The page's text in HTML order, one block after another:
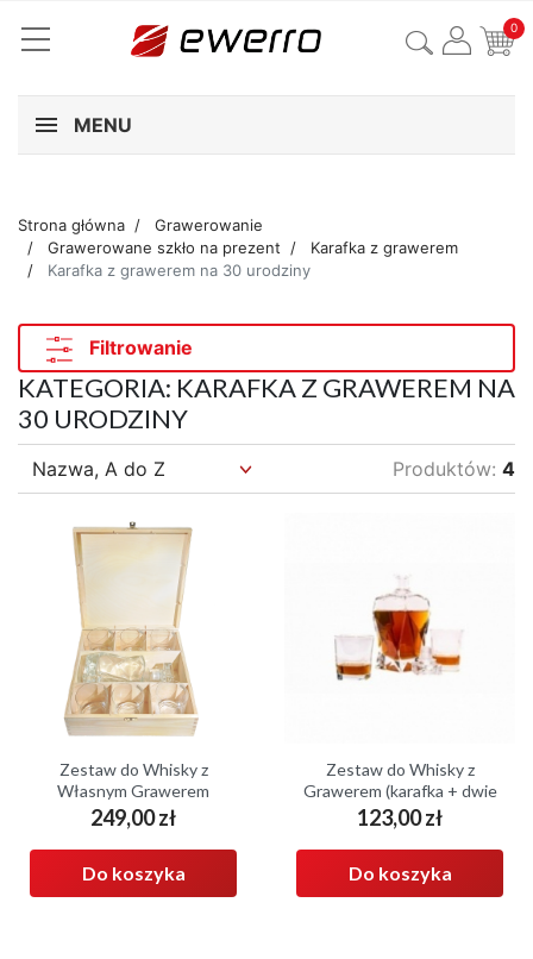
0
MENU
Strona główna
Grawerowanie
Grawerowane szkło na prezent
Karafka z grawerem
Karafka z grawerem na 30 urodziny
Filtrowanie
KATEGORIA: KARAFKA Z GRAWEREM NA
30 URODZINY
Produktów: 4
Zestaw do Whisky z
Własnym Grawerem
(karafka + 6 szklanek +
pudełko)
Cena
249,00 zł
Do koszyka
Zestaw do Whisky z
Grawerem (karafka + dwie
szklanki)
Cena
123,00 zł
Do koszyka